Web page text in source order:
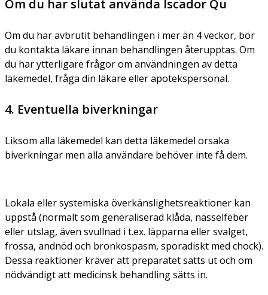
Om du har slutat använda Iscador Qu
Om du har avbrutit behandlingen i mer än 4 veckor, bör
du kontakta läkare innan behandlingen återupptas. Om
du har ytterligare frågor om användningen av detta
läkemedel, fråga din läkare eller apotekspersonal.
4. Eventuella biverkningar
Liksom alla läkemedel kan detta läkemedel orsaka
biverkningar men alla användare behöver inte få dem.
Lokala eller systemiska överkänslighetsreaktioner kan
uppstå (normalt som generaliserad klåda, nässelfeber
eller utslag, även svullnad i t.ex. läpparna eller svalget,
frossa, andnöd och bronkospasm, sporadiskt med chock).
Dessa reaktioner kräver att preparatet sätts ut och om
nödvändigt att medicinsk behandling sätts in.